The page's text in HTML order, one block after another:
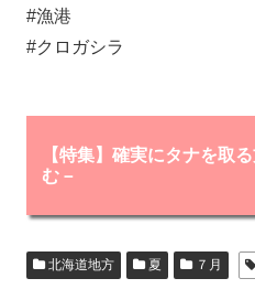
#漁港​
#クロガシラ ​
【特集】確実にタナを取
む－
北海道地方 夏 ７月